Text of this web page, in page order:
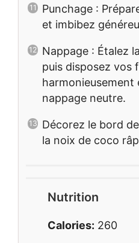
Punchage :
et imbibez
Nappage : Étalez
puis disposez vos
harmonieusement
nappage neutre.
Décorez le bord
la noix de coco
Nutrition
Calories: 260